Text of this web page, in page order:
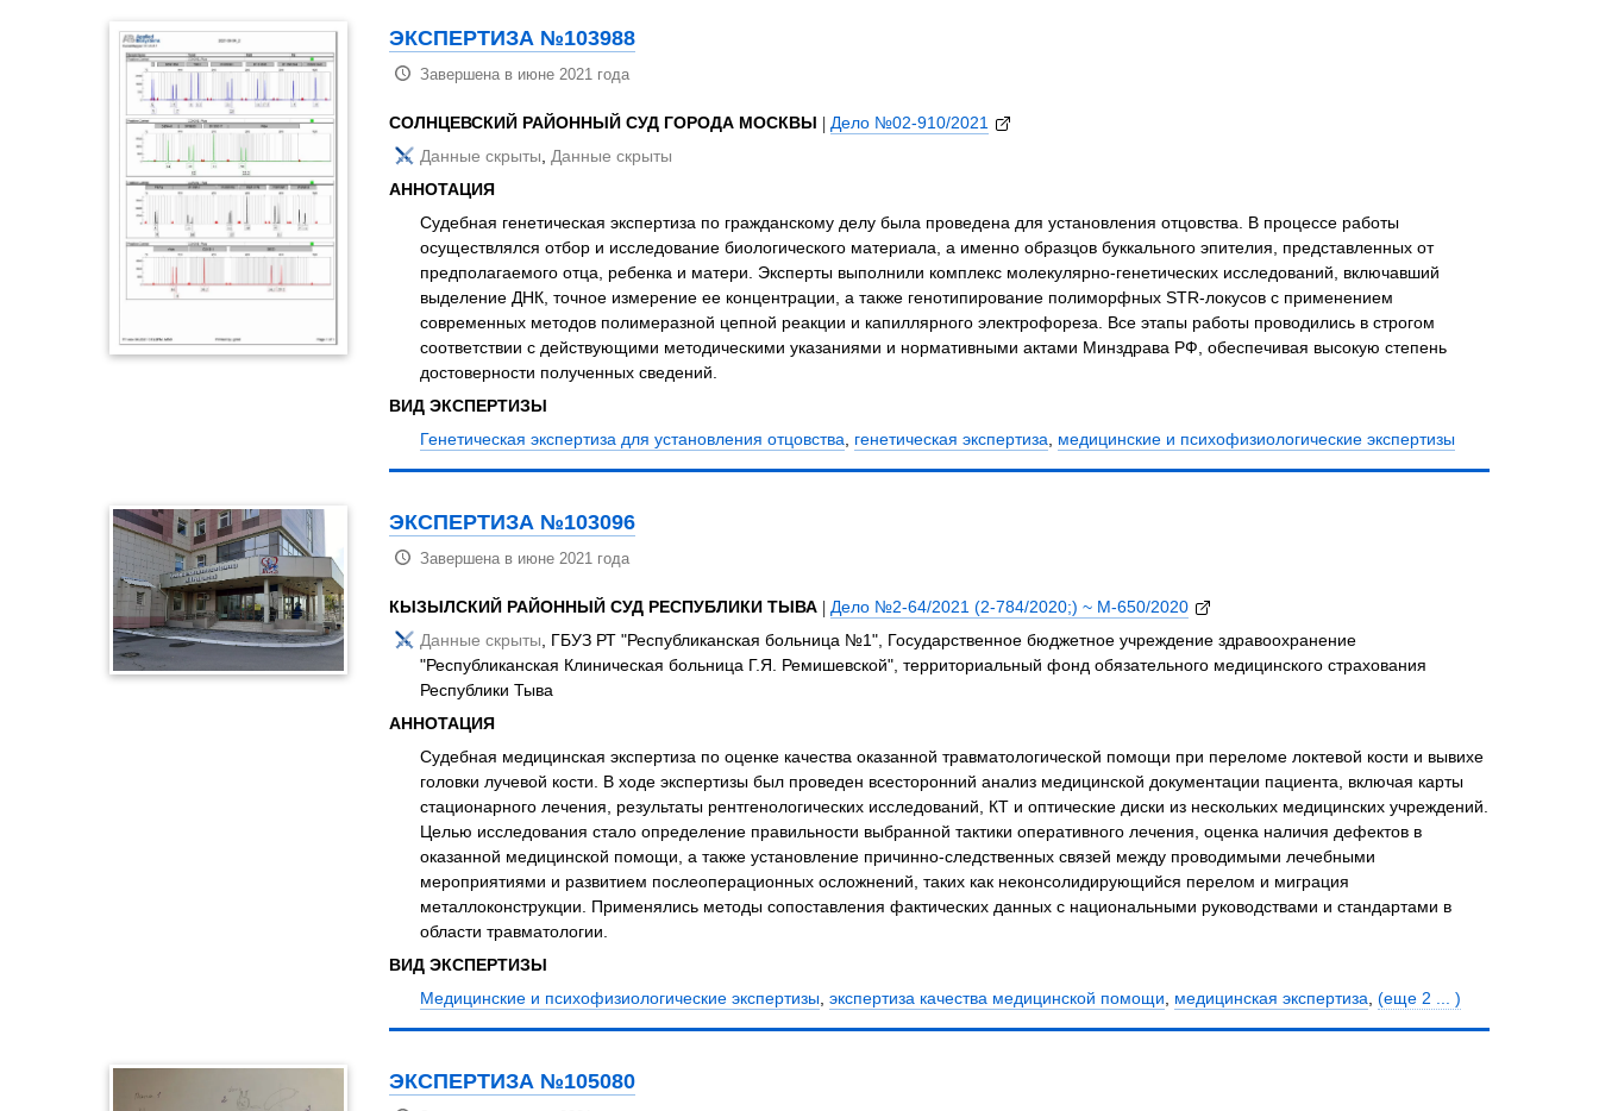
ЭКСПЕРТИЗА №103988
Завершена в июне 2021 года
СОЛНЦЕВСКИЙ РАЙОННЫЙ СУД ГОРОДА МОСКВЫ | Дело №02-910/2021
Данные скрыты, Данные скрыты
АННОТАЦИЯ
Судебная генетическая экспертиза по гражданскому делу была проведена для установления отцовства. В процессе работы
осуществлялся отбор и исследование биологического материала, а именно образцов буккального эпителия, представленных от
предполагаемого отца, ребенка и матери. Эксперты выполнили комплекс молекулярно-генетических исследований, включавший
выделение ДНК, точное измерение ее концентрации, а также генотипирование полиморфных STR-локусов с применением
современных методов полимеразной цепной реакции и капиллярного электрофореза. Все этапы работы проводились в строгом
соответствии с действующими методическими указаниями и нормативными актами Минздрава РФ, обеспечивая высокую степень
достоверности полученных сведений.
ВИД ЭКСПЕРТИЗЫ
Генетическая экспертиза для установления отцовства, генетическая экспертиза, медицинские и психофизиологические экспертизы
ЭКСПЕРТИЗА №103096
Завершена в июне 2021 года
КЫЗЫЛСКИЙ РАЙОННЫЙ СУД РЕСПУБЛИКИ ТЫВА | Дело №2-64/2021 (2-784/2020;) ~ М-650/2020
Данные скрыты, ГБУЗ РТ "Республиканская больница №1", Государственное бюджетное учреждение здравоохранение
"Республиканская Клиническая больница Г.Я. Ремишевской", территориальный фонд обязательного медицинского страхования
Республики Тыва
АННОТАЦИЯ
Судебная медицинская экспертиза по оценке качества оказанной травматологической помощи при переломе локтевой кости и вывихе
головки лучевой кости. В ходе экспертизы был проведен всесторонний анализ медицинской документации пациента, включая карты
стационарного лечения, результаты рентгенологических исследований, КТ и оптические диски из нескольких медицинских учреждений.
Целью исследования стало определение правильности выбранной тактики оперативного лечения, оценка наличия дефектов в
оказанной медицинской помощи, а также установление причинно-следственных связей между проводимыми лечебными
мероприятиями и развитием послеоперационных осложнений, таких как неконсолидирующийся перелом и миграция
металлоконструкции. Применялись методы сопоставления фактических данных с национальными руководствами и стандартами в
области травматологии.
ВИД ЭКСПЕРТИЗЫ
Медицинские и психофизиологические экспертизы, экспертиза качества медицинской помощи, медицинская экспертиза, (еще 2 ... )
ЭКСПЕРТИЗА №105080